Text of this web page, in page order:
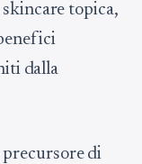
topica,
dalla
di